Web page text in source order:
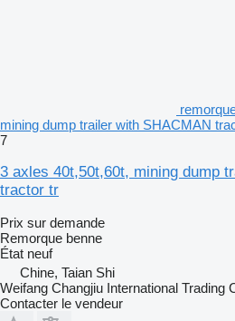
mining dump trailer with SHACMAN
7
3 axles 40t,50t,60t, mining dump
tractor tr
Prix sur demande
Remorque benne
État neuf
Chine, Taian Shi
Weifang Changjiu International Trading
Contacter le vendeur